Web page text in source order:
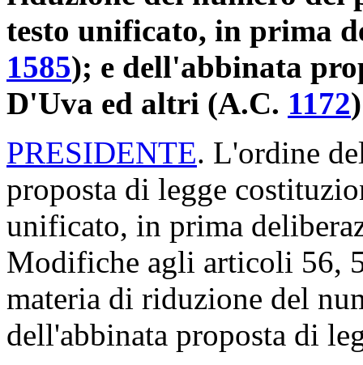
testo unificato, in prima
1585); e dell'abbinata
D'Uva ed altri (A.C. 1172
PRESIDENTE. L'ordine
proposta di legge
unificato, in prima
Modifiche agli articoli 56,
materia di riduzione del
dell'abbinata proposta di